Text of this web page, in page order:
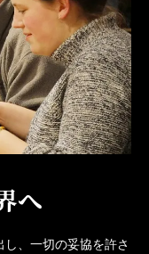
へ
、一切の妥協を許さ